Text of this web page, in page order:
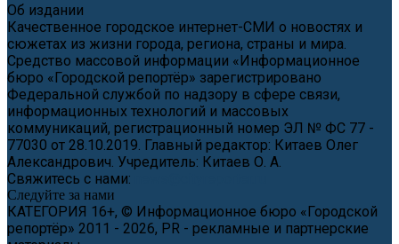
Об издании
Качественное городское интернет-СМИ о новостях и
сюжетах из жизни города, региона, страны и мира.
Средство массовой информации «Информационное
бюро «Городской репортёр» зарегистрировано
Федеральной службой по надзору в сфере связи,
информационных технологий и массовых
коммуникаций, регистрационный номер ЭЛ № ФС 77 -
77030 от 28.10.2019. Главный редактор: Китаев Олег
Александрович. Учредитель: Китаев О. А.
Свяжитесь с нами:
Следуйте за нами
КАТЕГОРИЯ 16+, © Информационное бюро «Городской
репортёр» 2011 - 2026, PR - рекламные и партнерские